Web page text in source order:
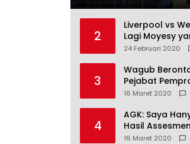
2
Liverpool vs
Lagi Moyesy
Ditakuti
24 Februari 2020
3
Wagub
Pejabat
16 Maret 2020
4
AGK: Saya
Hasil
16 Maret 2020